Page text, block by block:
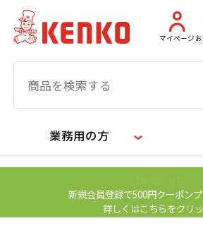
マイページ
業務用の方
新規会員登録で500円クーポン
詳しくはこちらをクリ